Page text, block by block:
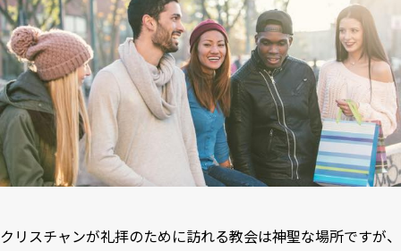
クリスチャンが礼拝のために訪れる教会は神聖な場所ですが、